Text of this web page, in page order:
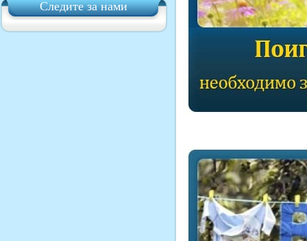
Следите за нами